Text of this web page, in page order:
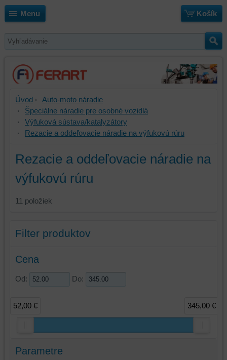
Menu Košík
Úvod
Auto-moto náradie
Špeciálne náradie pre osobné vozidlá
Výfuková sústava/katalyzátory
Rezacie a oddeľovacie náradie na výfukovú rúru
Rezacie a oddeľovacie náradie na
výfukovú rúru
11 položiek
Filter produktov
Cena
Od: Do:
52,00 € 345,00 €
Parametre